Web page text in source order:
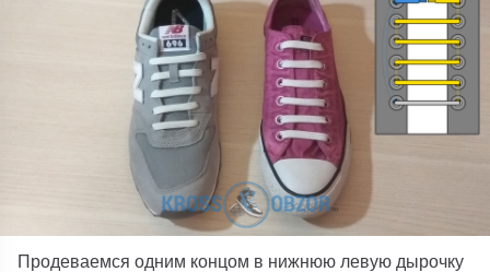
Продеваемся одним концом в нижнюю левую дырочку